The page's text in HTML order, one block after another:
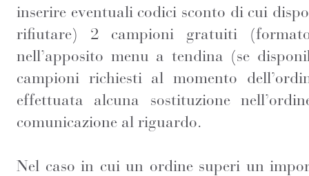
inserire eventuali codici sconto di cui
rifiutare) 2 campioni gratuiti
nell’apposito menu a tendina (se
campioni richiesti al momento
effettuata alcuna sostituzione
comunicazione al riguardo.
Nel caso in cui un ordine superi un